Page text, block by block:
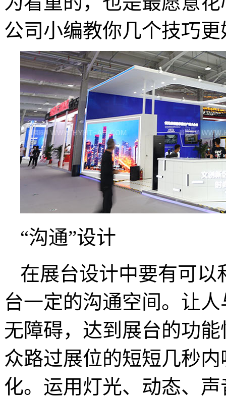
公司小编教你几个技巧
“沟通”设计
在展台设计中要有可以
台一定的沟通空间。让
无障碍，达到展台的功
众路过展位的短短几秒
化。运用灯光、动态、